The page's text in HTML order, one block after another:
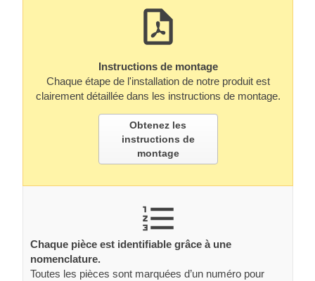
Instructions de montage
Chaque étape de l'installation de notre produit est
clairement détaillée dans les instructions de montage.
Obtenez les
instructions de
montage
Chaque pièce est identifiable grâce à une
nomenclature.
Toutes les pièces sont marquées d’un numéro pour